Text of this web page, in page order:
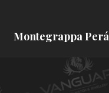
Montegrappa Perá